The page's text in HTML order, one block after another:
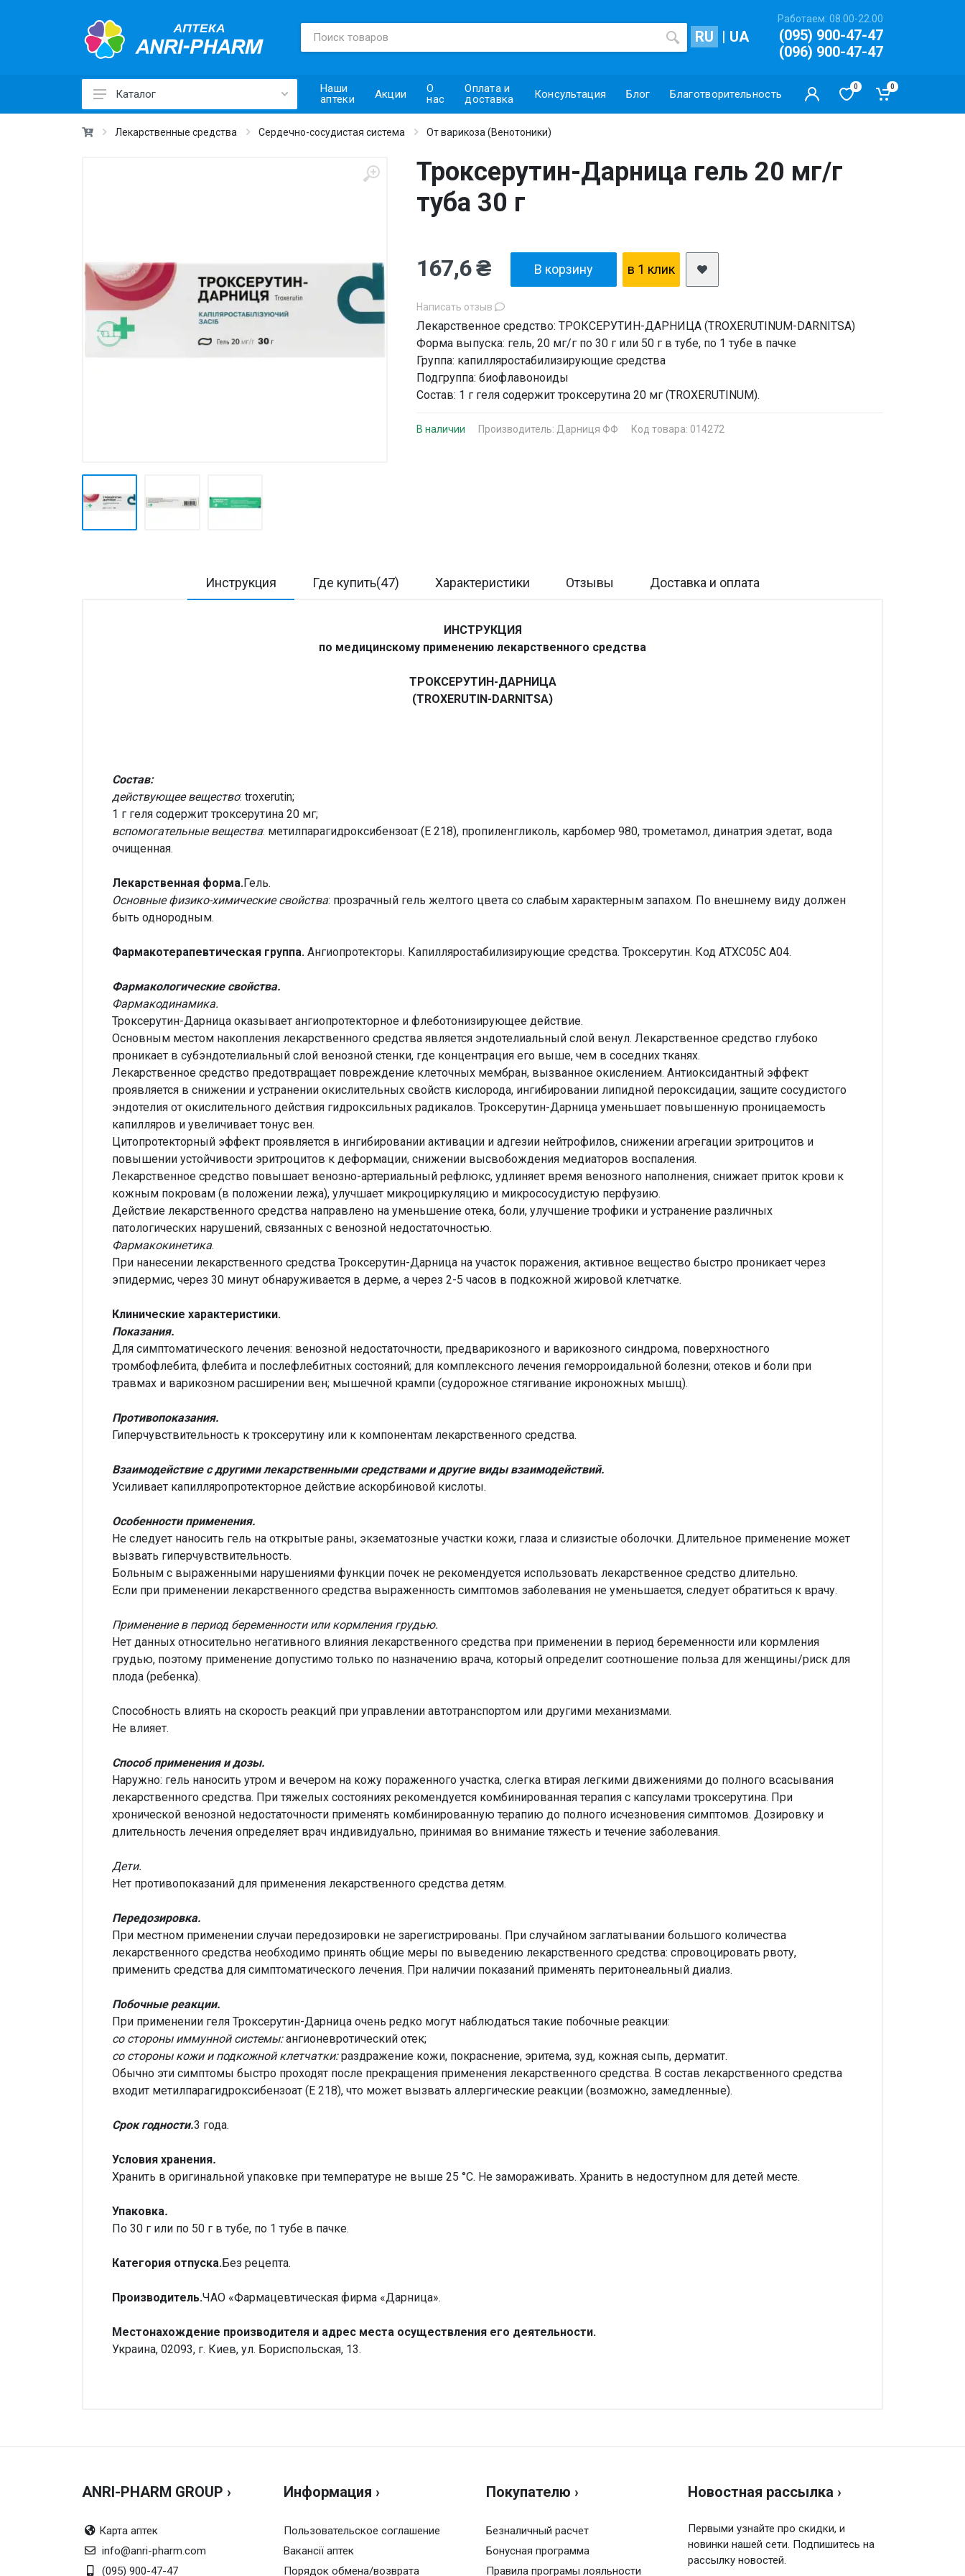
RU | UA
Работаем: 08.00-22.00
(095) 900-47-47
(096) 900-47-47
Каталог
Лекарственные средства ›
Ежедневная гигиена ›
Для детей и мам ›
Товары для дома ›
Косметика CODERMA KIDS
Наши
аптеки
Акции
О
нас
Оплата и
доставка
Консультация Блог Благотворительность
0 0
Лекарственные средства Сердечно-сосудистая система От варикоза (Венотоники)
Троксерутин-Дарница гель 20 мг/г
туба 30 г
Написать отзыв
Лекарственное средство: ТРОКСЕРУТИН-ДАРНИЦА (TROXERUTINUM-DARNITSA)
Форма выпуска: гель, 20 мг/г по 30 г или 50 г в тубе, по 1 тубе в пачке
Группа: капилляростабилизирующие средства
Подгруппа: биофлавоноиды
Состав: 1 г геля содержит троксерутина 20 мг (TROXERUTINUM).
В наличии Производитель: Дарниця ФФ Код товара: 014272
167,6 ₴ В корзину в 1 клик
Инструкция Где купить(47) Характеристики Отзывы Доставка и оплата
ИНСТРУКЦИЯ
по медицинскому применению лекарственного средства
ТРОКСЕРУТИН-ДАРНИЦА
(TROXERUTIN-DARNITSA)
Состав:
действующее вещество: troxerutin;
1 г геля содержит троксерутина 20 мг;
вспомогательные вещества: метилпарагидроксибензоат (Е 218), пропиленгликоль, карбомер 980, трометамол, динатрия эдетат, вода
очищенная.
Лекарственная форма.Гель.
Основные физико-химические свойства: прозрачный гель желтого цвета со слабым характерным запахом. По внешнему виду должен
быть однородным.
Фармакотерапевтическая группа. Ангиопротекторы. Капилляростабилизирующие средства. Троксерутин. Код АТХС05С А04.
Фармакологические свойства.
Фармакодинамика.
Троксерутин-Дарница оказывает ангиопротекторное и флеботонизирующее действие.
Основным местом накопления лекарственного средства является эндотелиальный слой венул. Лекарственное средство глубоко
проникает в субэндотелиальный слой венозной стенки, где концентрация его выше, чем в соседних тканях.
Лекарственное средство предотвращает повреждение клеточных мембран, вызванное окислением. Антиоксидантный эффект
проявляется в снижении и устранении окислительных свойств кислорода, ингибировании липидной пероксидации, защите сосудистого
эндотелия от окислительного действия гидроксильных радикалов. Троксерутин-Дарница уменьшает повышенную проницаемость
капилляров и увеличивает тонус вен.
Цитопротекторный эффект проявляется в ингибировании активации и адгезии нейтрофилов, снижении агрегации эритроцитов и
повышении устойчивости эритроцитов к деформации, снижении высвобождения медиаторов воспаления.
Лекарственное средство повышает венозно-артериальный рефлюкс, удлиняет время венозного наполнения, снижает приток крови к
кожным покровам (в положении лежа), улучшает микроциркуляцию и микрососудистую перфузию.
Действие лекарственного средства направлено на уменьшение отека, боли, улучшение трофики и устранение различных
патологических нарушений, связанных с венозной недостаточностью.
Фармакокинетика.
При нанесении лекарственного средства Троксерутин-Дарница на участок поражения, активное вещество быстро проникает через
эпидермис, через 30 минут обнаруживается в дерме, а через 2-5 часов в подкожной жировой клетчатке.
Клинические характеристики.
Показания.
Для симптоматического лечения: венозной недостаточности, предварикозного и варикозного синдрома, поверхностного
тромбофлебита, флебита и послефлебитных состояний; для комплексного лечения геморроидальной болезни; отеков и боли при
травмах и варикозном расширении вен; мышечной крампи (судорожное стягивание икроножных мышц).
Противопоказания.
Гиперчувствительность к троксерутину или к компонентам лекарственного средства.
Взаимодействие с другими лекарственными средствами и другие виды взаимодействий.
Усиливает капилляропротекторное действие аскорбиновой кислоты.
Особенности применения.
Не следует наносить гель на открытые раны, экзематозные участки кожи, глаза и слизистые оболочки. Длительное применение может
вызвать гиперчувствительность.
Больным с выраженными нарушениями функции почек не рекомендуется использовать лекарственное средство длительно.
Если при применении лекарственного средства выраженность симптомов заболевания не уменьшается, следует обратиться к врачу.
Применение в период беременности или кормления грудью.
Нет данных относительно негативного влияния лекарственного средства при применении в период беременности или кормления
грудью, поэтому применение допустимо только по назначению врача, который определит соотношение польза для женщины/риск для
плода (ребенка).
Способность влиять на скорость реакций при управлении автотранспортом или другими механизмами.
Не влияет.
Способ применения и дозы.
Наружно: гель наносить утром и вечером на кожу пораженного участка, слегка втирая легкими движениями до полного всасывания
лекарственного средства. При тяжелых состояниях рекомендуется комбинированная терапия с капсулами троксерутина. При
хронической венозной недостаточности применять комбинированную терапию до полного исчезновения симптомов. Дозировку и
длительность лечения определяет врач индивидуально, принимая во внимание тяжесть и течение заболевания.
Дети.
Нет противопоказаний для применения лекарственного средства детям.
Передозировка.
При местном применении случаи передозировки не зарегистрированы. При случайном заглатывании большого количества
лекарственного средства необходимо принять общие меры по выведению лекарственного средства: спровоцировать рвоту,
применить средства для симптоматического лечения. При наличии показаний применять перитонеальный диализ.
Побочные реакции.
При применении геля Троксерутин-Дарница очень редко могут наблюдаться такие побочные реакции:
со стороны иммунной системы:ангионевротический отек;
со стороны кожи и подкожной клетчатки:раздражение кожи, покраснение, эритема, зуд, кожная сыпь, дерматит.
Обычно эти симптомы быстро проходят после прекращения применения лекарственного средства. В состав лекарственного средства
входит метилпарагидроксибензоат (Е 218), что может вызвать аллергические реакции (возможно, замедленные).
Срок годности.3 года.
Условия хранения.
Хранить в оригинальной упаковке при температуре не выше 25 °С. Не замораживать. Хранить в недоступном для детей месте.
Упаковка.
По 30 г или по 50 г в тубе, по 1 тубе в пачке.
Категория отпуска.Без рецепта.
Производитель.ЧАО «Фармацевтическая фирма «Дарница».
Местонахождение производителя и адрес места осуществления его деятельности.
Украина, 02093, г. Киев, ул. Бориспольская, 13.
Упаковка
По 30 г в тубе, по 1 тубе в пачке
Действующее вещество
троксерутин
Торговое название
Троксерутин
ANRI-PHARM GROUP ›
Карта аптек
info@anri-pharm.com
(095) 900-47-47
Информация ›
Пользовательское соглашение
Вакансії аптек
Порядок обмена/возврата
Покупателю ›
Безналичный расчет
Бонусная программа
Правила програмы лояльности
Новостная рассылка ›
Первыми узнайте про скидки, и
новинки нашей сети. Подпишитесь на
рассылку новостей.